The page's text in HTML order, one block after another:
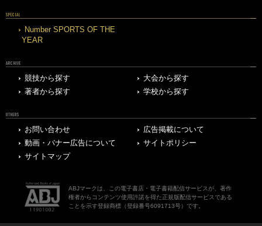
SPECIAL
Number SPORTS OF THE
YEAR
ARCHIVE
競技から探す
大会から探す
著者から探す
学校から探す
OTHERS
お問い合わせ
広告掲載について
動画・バナー広告について
サイトポリシー
サイトマップ
ABJマークは、この電子書店・電子書籍配信サービスが、著作
権者からコンテンツ使用許諾を得た正規版配信サービスである
ことを示す登録商標（登録番号6091713号）です。